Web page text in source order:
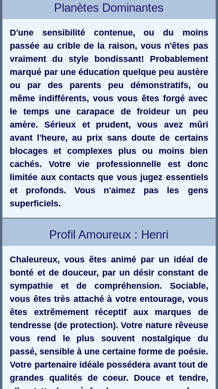
Planètes Dominantes
D'une sensibilité contenue, ou du moins
passée au crible de la raison, vous n'êtes pas
vraiment du style bondissant! Probablement
marqué par une éducation quelque peu austère
ou par des parents peu démonstratifs, ou
même indifférents, vous vous êtes forgé avec
le temps une carapace de froideur un peu
amère. Sérieux et prudent, vous avez mûri
avant l'heure, au prix sans doute de certains
blocages et complexes plus ou moins bien
cachés. Votre vie professionnelle est donc
limitée aux contacts que vous jugez essentiels
et profonds. Vous n'aimez pas les gens
superficiels.
Profil Amoureux : Henri
Chaleureux, vous êtes animé par un idéal de
bonté et de douceur, par un désir constant de
sympathie et de compréhension. Sociable,
vous êtes très attaché à votre entourage, vous
êtes extrêmement réceptif aux marques de
tendresse (de protection). Votre nature rêveuse
vous rend le plus souvent nostalgique du
passé, sensible à une certaine forme de poésie.
Votre partenaire idéale possédera avant tout de
grandes qualités de coeur. Douce et tendre,